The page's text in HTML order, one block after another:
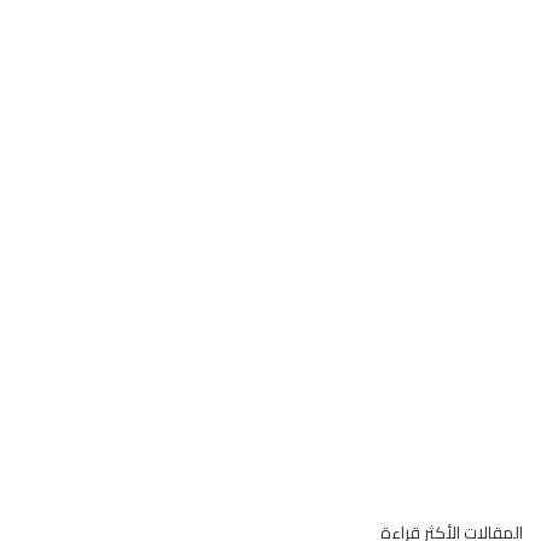
الأكثر قراءة